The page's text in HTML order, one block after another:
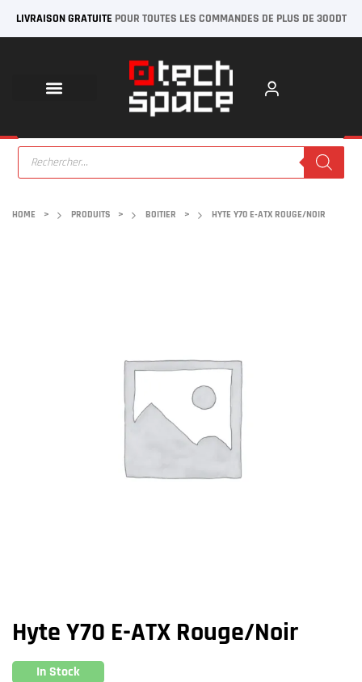
LIVRAISON GRATUITE POUR TOUTES LES COMMANDES DE PLUS DE 300DT
HOME > PRODUITS > BOITIER > HYTE Y70 E-ATX ROUGE/NOIR
Hyte Y70 E-ATX Rouge/Noir
In Stock